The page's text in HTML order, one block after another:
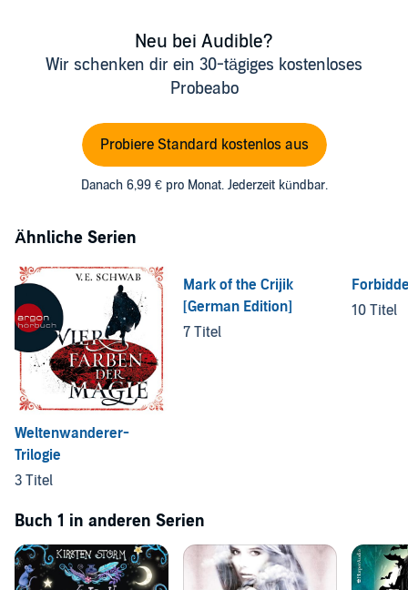
Neu bei Audible?
Wir schenken dir ein 30-tägiges kostenloses
Probeabo
Probiere Standard kostenlos aus
Danach 6,99 € pro Monat. Jederzeit kündbar.
Ähnliche Serien
Weltenwanderer-
Trilogie
3 Titel
Mark of the Crijik
[German Edition]
7 Titel
10 Titel
Buch 1 in anderen Serien